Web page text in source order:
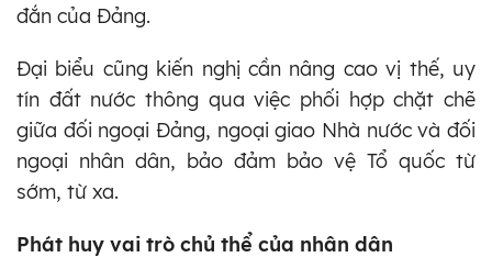
đắn của Đảng.
Đại biểu cũng kiến nghị cần nâng cao vị thế, uy
tín đất nước thông qua việc phối hợp chặt chẽ
giữa đối ngoại Đảng, ngoại giao Nhà nước và đối
ngoại nhân dân, bảo đảm bảo vệ Tổ quốc từ
sớm, từ xa.
Phát huy vai trò chủ thể của nhân dân